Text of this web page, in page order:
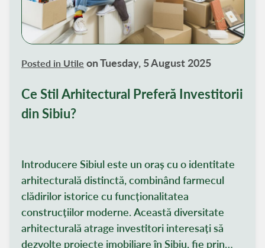
Posted in Utile on Tuesday, 5 August 2025
Ce Stil Arhitectural Preferă Investitorii
din Sibiu?
Introducere Sibiul este un oraș cu o identitate
arhitecturală distinctă, combinând farmecul
clădirilor istorice cu funcționalitatea
construcțiilor moderne. Această diversitate
arhitecturală atrage investitori interesați să
dezvolte proiecte imobiliare în Sibiu, fie prin